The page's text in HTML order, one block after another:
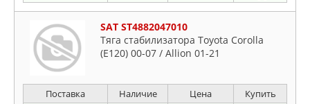
SAT ST4882047010
Тяга стабилизатора Toyota Corolla
(E120) 00-07 / Allion 01-21
Поставка Наличие Цена Купить